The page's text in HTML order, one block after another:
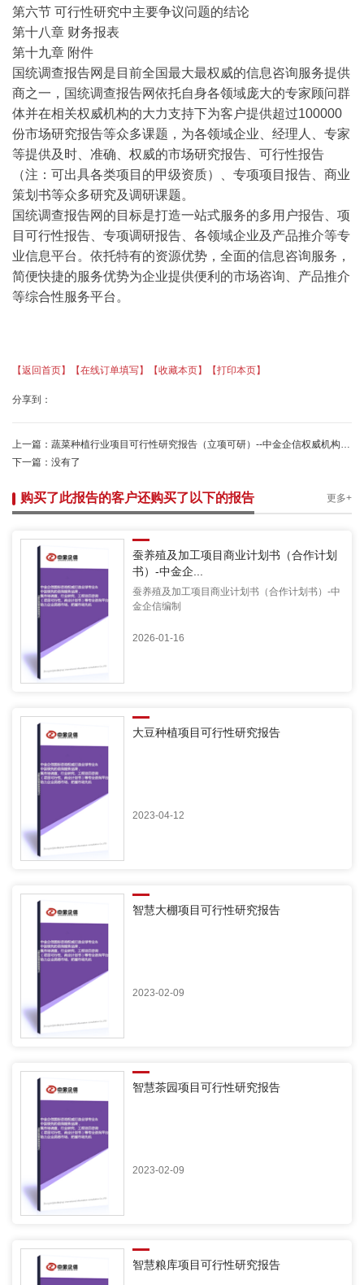
第六节 可行性研究中主要争议问题的结论
第十八章 财务报表
第十九章 附件
国统调查报告网是目前全国最大最权威的信息咨询服务提供
商之一，国统调查报告网依托自身各领域庞大的专家顾问群
体并在相关权威机构的大力支持下为客户提供超过100000
份市场研究报告等众多课题，为各领域企业、经理人、专家
等提供及时、准确、权威的市场研究报告、可行性报告
（注：可出具各类项目的甲级资质）、专项项目报告、商业
策划书等众多研究及调研课题。
国统调查报告网的目标是打造一站式服务的多用户报告、项
目可行性报告、专项调研报告、各领域企业及产品推介等专
业信息平台。依托特有的资源优势，全面的信息咨询服务，
简便快捷的服务优势为企业提供便利的市场咨询、产品推介
等综合性服务平台。
【返回首页】 【在线订单填写】 【收藏本页】 【打印本页】
分享到：
上一篇： 蔬菜种植行业项目可行性研究报告（立项可研）--中金企信权威机构编制
下一篇： 没有了
购买了此报告的客户还购买了以下的报告 更多+
蚕养殖及加工项目商业计划书（合作计划
书）-中金企...
蚕养殖及加工项目商业计划书（合作计划书）-中
金企信编制
2026-01-16
大豆种植项目可行性研究报告
2023-04-12
智慧大棚项目可行性研究报告
2023-02-09
智慧茶园项目可行性研究报告
2023-02-09
智慧粮库项目可行性研究报告